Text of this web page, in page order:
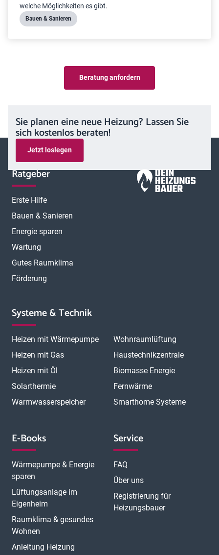
welche Möglichkeiten es gibt.
Bauen & Sanieren
Beratung anfordern
Sie planen eine neue Heizung? Lassen Sie
sich kostenlos beraten!
Jetzt loslegen
Ratgeber
Erste Hilfe
Bauen & Sanieren
Energie sparen
Wartung
Gutes Raumklima
Förderung
Systeme & Technik
Heizen mit Wärmepumpe
Heizen mit Gas
Heizen mit Öl
Solarthermie
Warmwasserspeicher
Wohnraumlüftung
Haustechnikzentrale
Biomasse Energie
Fernwärme
Smarthome Systeme
E-Books
Wärmepumpe & Energie
sparen
Lüftungsanlage im
Eigenheim
Raumklima & gesundes
Wohnen
Anleitung Heizung
Service
FAQ
Über uns
Registrierung für
Heizungsbauer